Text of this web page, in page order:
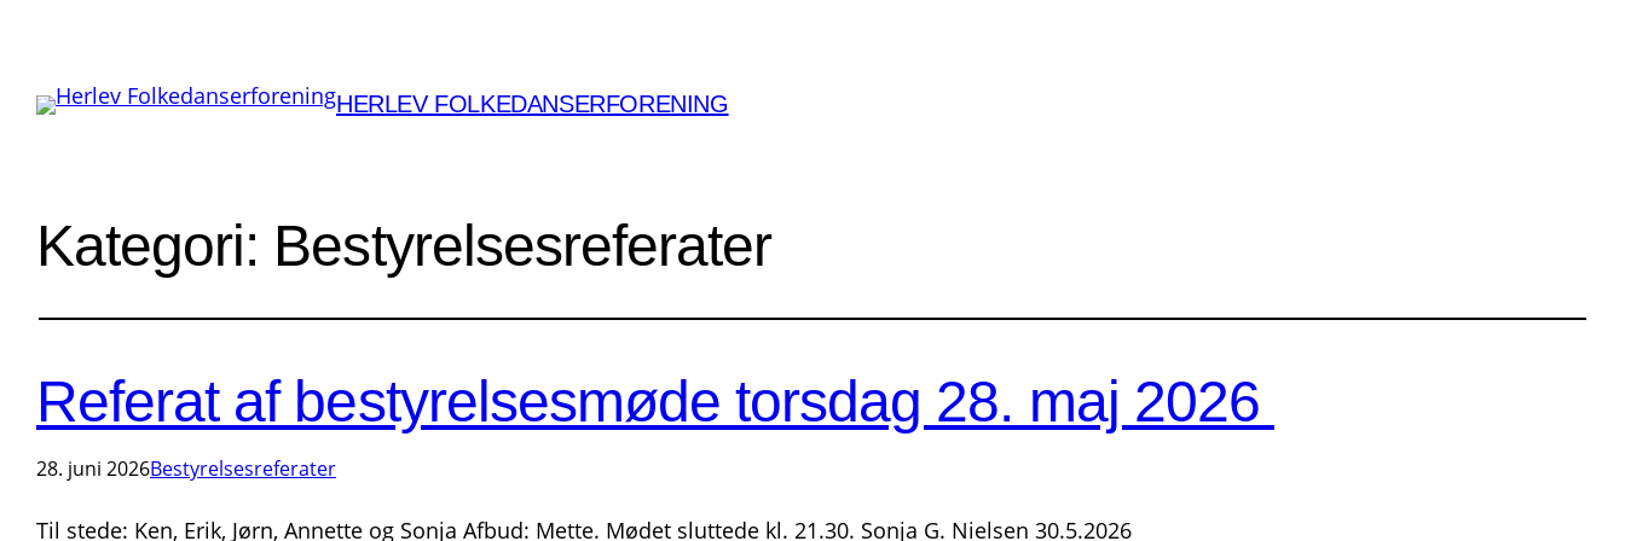
HERLEV FOLKEDANSERFORENING
Kategori: Bestyrelsesreferater
Referat af bestyrelsesmøde torsdag 28. maj 2026
28. juni 2026Bestyrelsesreferater
Til stede: Ken, Erik, Jørn, Annette og Sonja Afbud: Mette. Mødet sluttede kl. 21.30. Sonja G. Nielsen 30.5.2026